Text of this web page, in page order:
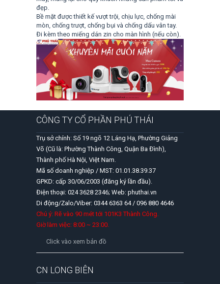
đẹp.
Bề mặt được thiết kế vượt trội, chịu lực, chống mài
mòn, chống trượt, chống bụi và chống dấu vân tay.
Đi kèm theo miếng dán zin cho màn hình (nếu còn).
CÔNG TY CỔ PHẦN PHÚ THÁI
Trụ sở chính: Số 19 ngõ 12 Láng Hạ, Phường Giảng
Võ (Cũ là: Phường Thành Công, Quận Ba Đình),
Thành phố Hà Nội, Việt Nam.
Mã số doanh nghiệp / MST: 01.01.38.39.37
GPKD: cấp 30/06/2003 (đăng ký lần đầu).
Điện thoại: 024 3628 2346; Web: phuthai.vn
Di động/Zalo/Viber: 0344 6363 64 / 096 880 4646
Chú ý: Rẽ vào 90 mét tới 101K3 Thành Công.
Giờ làm việc: 8:00 ~ 23:00.
Click vào xem bản đồ
CN LONG BIÊN